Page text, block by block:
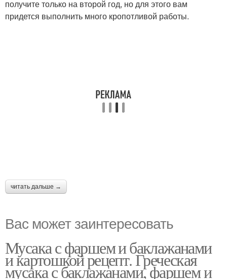
получите только на второй год, но для этого вам
придется выполнить много кропотливой работы.
читать дальше →
Вас может заинтересовать
Мусака с фаршем и баклажанами
и картошкой рецепт. Греческая
мусака с баклажанами, фаршем и